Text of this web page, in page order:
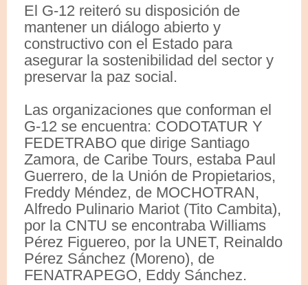
El G-12 reiteró su disposición de
mantener un diálogo abierto y
constructivo con el Estado para
asegurar la sostenibilidad del sector y
preservar la paz social.
Las organizaciones que conforman el
G-12 se encuentra: CODOTATUR Y
FEDETRABO que dirige Santiago
Zamora, de Caribe Tours, estaba Paul
Guerrero, de la Unión de Propietarios,
Freddy Méndez, de MOCHOTRAN,
Alfredo Pulinario Mariot (Tito Cambita),
por la CNTU se encontraba Williams
Pérez Figuereo, por la UNET, Reinaldo
Pérez Sánchez (Moreno), de
FENATRAPEGO, Eddy Sánchez.